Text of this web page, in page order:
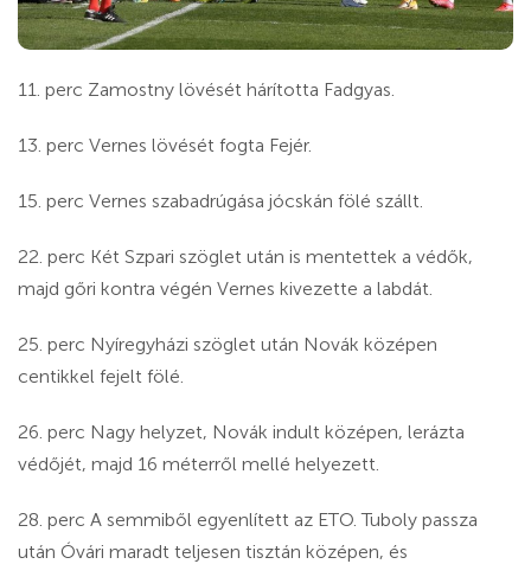
11. perc Zamostny lövését hárította Fadgyas.
13. perc Vernes lövését fogta Fejér.
15. perc Vernes szabadrúgása jócskán fölé szállt.
22. perc Két Szpari szöglet után is mentettek a védők,
majd gőri kontra végén Vernes kivezette a labdát.
25. perc Nyíregyházi szöglet után Novák középen
centikkel fejelt fölé.
26. perc Nagy helyzet, Novák indult középen, lerázta
védőjét, majd 16 méterről mellé helyezett.
28. perc A semmiből egyenlített az ETO. Tuboly passza
után Óvári maradt teljesen tisztán középen, és